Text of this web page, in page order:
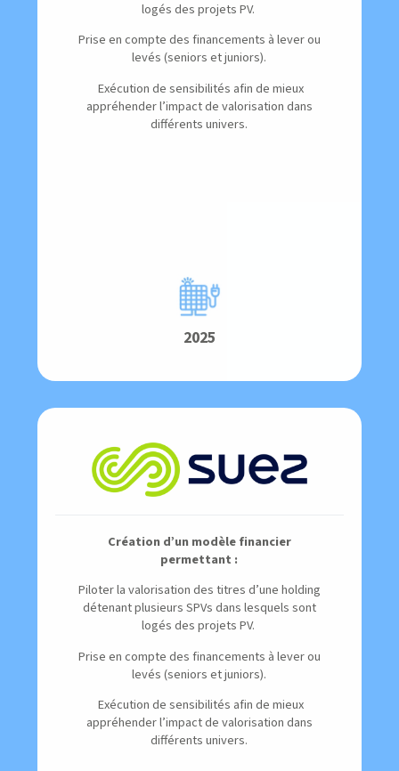
logés des projets PV.
Prise en compte des financements à lever ou
levés (seniors et juniors).
Exécution de sensibilités afin de mieux
appréhender l’impact de valorisation dans
différents univers.
2025
Création d’un modèle financier
permettant :
Piloter la valorisation des titres d’une holding
détenant plusieurs SPVs dans lesquels sont
logés des projets PV.
Prise en compte des financements à lever ou
levés (seniors et juniors).
Exécution de sensibilités afin de mieux
appréhender l’impact de valorisation dans
différents univers.